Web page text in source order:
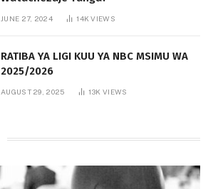
JUNE 27, 2024 14KVIEWS
RATIBA YA LIGI KUU YA NBC MSIMU WA
2025/2026
AUGUST 29, 2025 13KVIEWS